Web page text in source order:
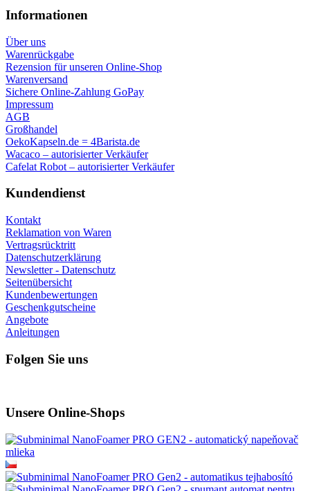
Informationen
Über uns
Warenrückgabe
Rezension für unseren Online-Shop
Warenversand
Sichere Online-Zahlung GoPay
Impressum
AGB
Großhandel
OekoKapseln.de = 4Barista.de
Wacaco – autorisierter Verkäufer
Cafelat Robot – autorisierter Verkäufer
Kundendienst
Kontakt
Reklamation von Waren
Vertragsrücktritt
Datenschutzerklärung
Newsletter - Datenschutz
Seitenübersicht
Kundenbewertungen
Geschenkgutscheine
Angebote
Anleitungen
Folgen Sie uns
Unsere Online-Shops